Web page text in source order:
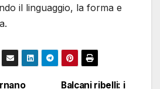
il linguaggio, la forma e
Balcani ribelli: i